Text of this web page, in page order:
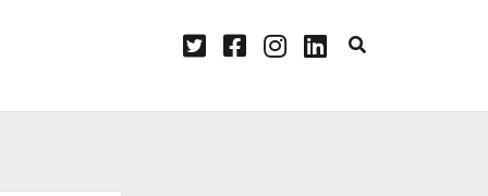
twitterfacebook
instagram
linkedin